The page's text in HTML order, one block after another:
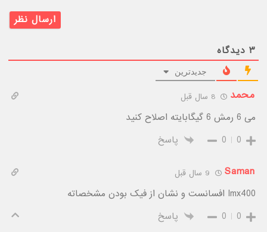
۳ دیدگاه
جدیدترین
محمد
می 6 رمش 6 گیگابایته اصلاح کنید
0
0 پاسخ
Saman
Imx400 افسانست و نشان از فیک بودن مشخصاته
0
0
پاسخ